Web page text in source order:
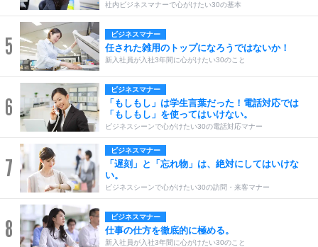
社内ビジネスマナーで心がけたい30の基本
5 ビジネスマナー
任された雑用のトップになろうではないか！
新入社員が入社3年間に心がけたい30のこと
6
ビジネスマナー
「もしもし」は学生言葉だった！電話対応では
「もしもし」を使ってはいけない。
ビジネスシーンで心がけたい30の電話対応マナー
7
ビジネスマナー
「遅刻」と「忘れ物」は、絶対にしてはいけな
い。
ビジネスシーンで心がけたい30の訪問・来客マナー
8 ビジネスマナー
仕事の仕方を徹底的に極める。
新入社員が入社3年間に心がけたい30のこと